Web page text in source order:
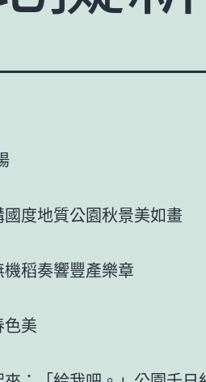
度地質公園秋景美如畫
稻奏響豐產樂章
美